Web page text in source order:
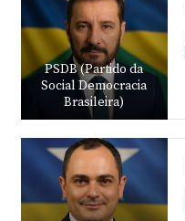
PSDB (Partido da
Social Democracia
Brasileira)